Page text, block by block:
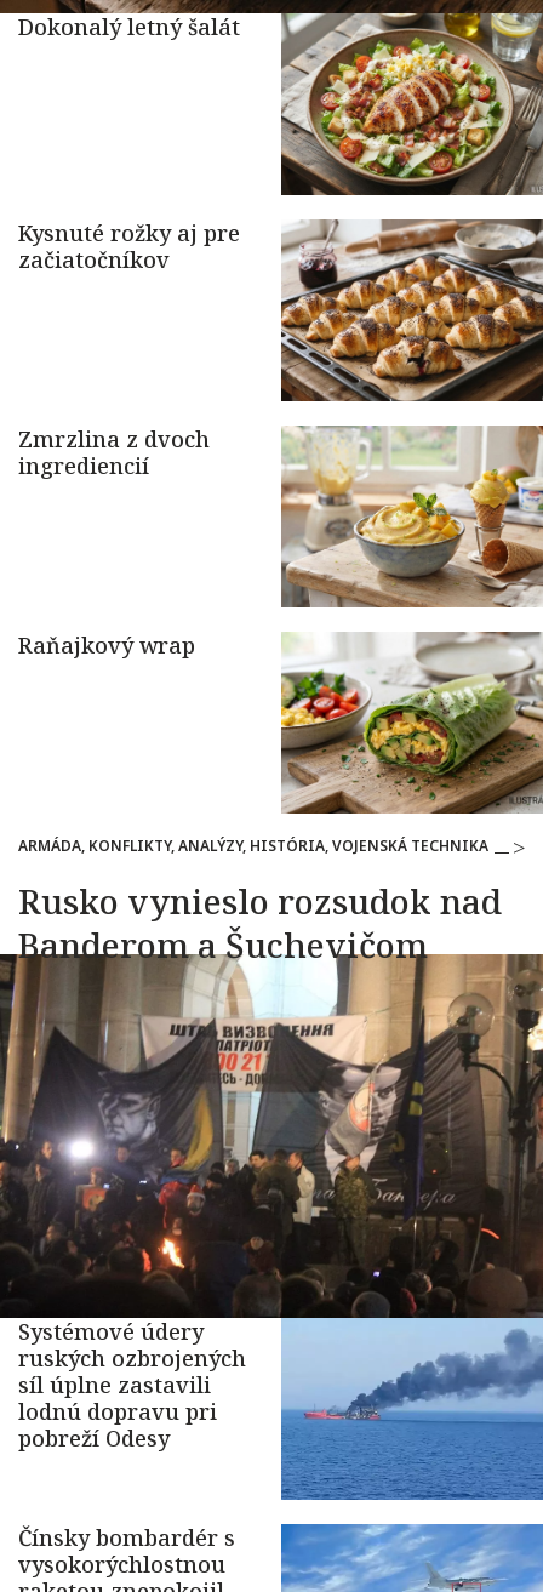
ARMÁDA, KONFLIKTY, ANALÝZY, HISTÓRIA, VOJENSKÁ TECHNIKA